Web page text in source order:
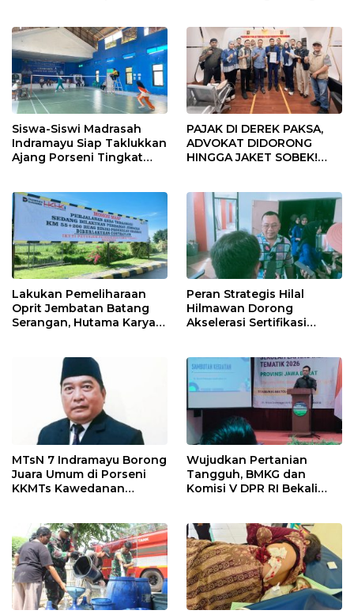
Siswa-Siswi Madrasah
Indramayu Siap Taklukkan
Ajang Porseni Tingkat
PAJAK DI DEREK PAKSA,
ADVOKAT DIDORONG
HINGGA JAKET SOBEK!
Pekanbaru!
Lakukan Pemeliharaan
Oprit Jembatan Batang
Serangan, Hutama Karya
Peran Strategis Hilal
Hilmawan Dorong
Akselerasi Sertifikasi
Indramayu
MTsN 7 Indramayu Borong
Juara Umum di Porseni
KKMTs Kawedanan
Wujudkan Pertanian
Tangguh, BMKG dan
Komisi V DPR RI Bekali